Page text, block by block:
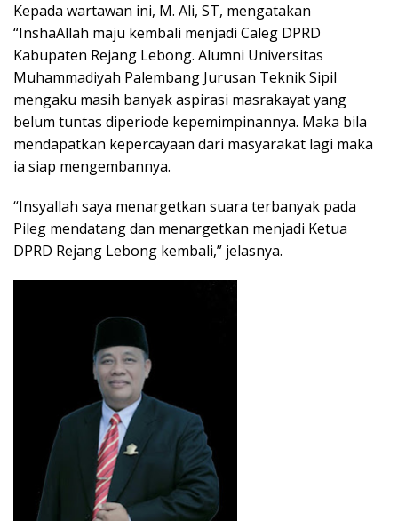
Kepada wartawan ini, M. Ali, ST, mengatakan
“InshaAllah maju kembali menjadi Caleg DPRD
Kabupaten Rejang Lebong. Alumni Universitas
Muhammadiyah Palembang Jurusan Teknik Sipil
mengaku masih banyak aspirasi masrakayat yang
belum tuntas diperiode kepemimpinannya. Maka bila
mendapatkan kepercayaan dari masyarakat lagi maka
ia siap mengembannya.
“Insyallah saya menargetkan suara terbanyak pada
Pileg mendatang dan menargetkan menjadi Ketua
DPRD Rejang Lebong kembali,” jelasnya.